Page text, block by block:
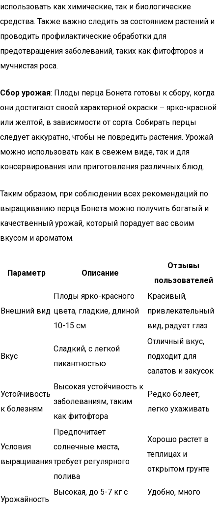
использовать как химические, так и биологические
средства. Также важно следить за состоянием растений и
проводить профилактические обработки для
предотвращения заболеваний, таких как фитофтороз и
мучнистая роса.
Сбор урожая: Плоды перца Бонета готовы к сбору, когда
они достигают своей характерной окраски – ярко-красной
или желтой, в зависимости от сорта. Собирать перцы
следует аккуратно, чтобы не повредить растения. Урожай
можно использовать как в свежем виде, так и для
консервирования или приготовления различных блюд.
Таким образом, при соблюдении всех рекомендаций по
выращиванию перца Бонета можно получить богатый и
качественный урожай, который порадует вас своим
вкусом и ароматом.
Параметр Описание
Отзывы
пользователей
Внешний вид
Плоды ярко-красного
цвета, гладкие, длиной
10-15 см
Красивый,
привлекательный
вид, радует глаз
Вкус
Сладкий, с легкой
пикантностью
Отличный вкус,
подходит для
салатов и закусок
Устойчивость
к болезням
Высокая устойчивость к
заболеваниям, таким
как фитофтора
Редко болеет,
легко ухаживать
Условия
выращивания
Предпочитает
солнечные места,
требует регулярного
полива
Хорошо растет в
теплицах и
открытом грунте
Урожайность
Высокая, до 5-7 кг с
Удобно, много